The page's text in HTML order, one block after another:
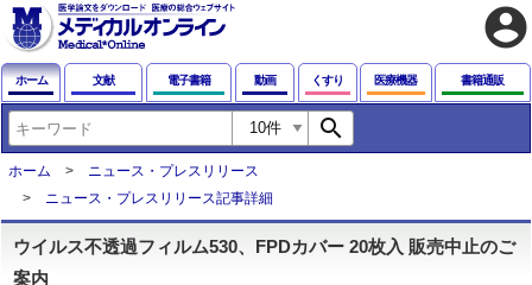
account_circle
ホーム 文献 電子書籍 動画 くすり 医療機器 書籍通販
search
ホーム
ニュース・プレスリリース
ニュース・プレスリリース記事詳細
ウイルス不透過フィルム530、FPDカバー 20枚入 販売中止のご
案内